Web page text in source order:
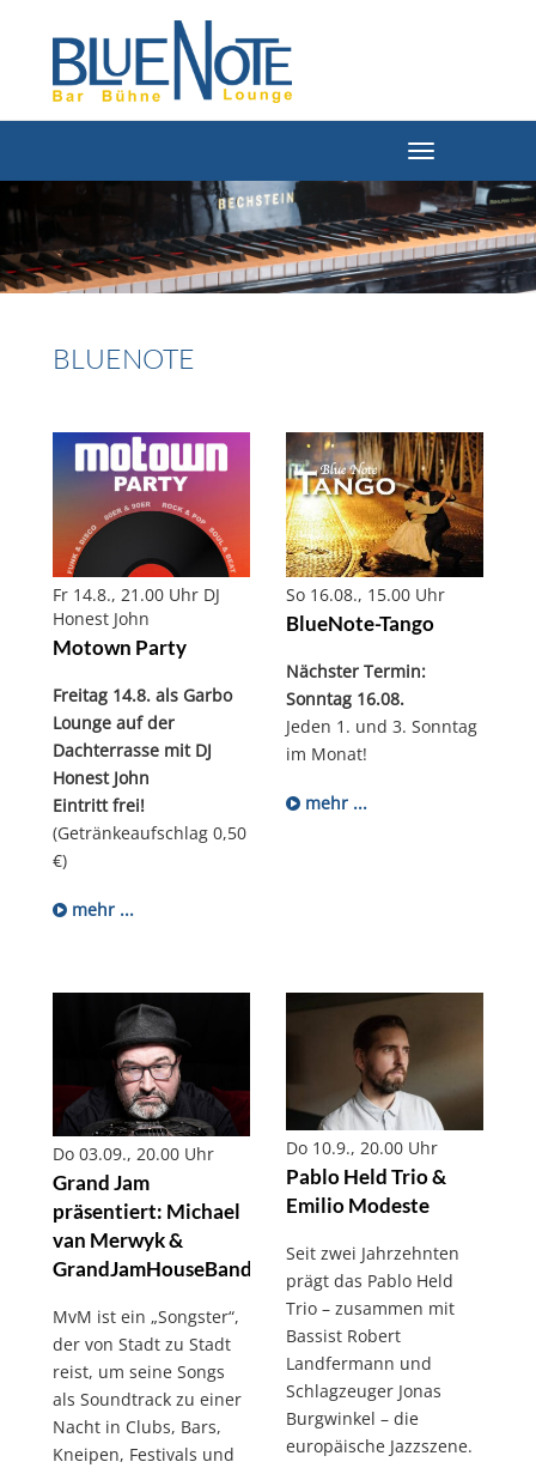
BLUENOTE
Fr 14.8., 21.00 Uhr DJ
Honest John
Motown Party
Freitag 14.8. als Garbo
Lounge auf der
Dachterrasse mit DJ
Honest John
Eintritt frei!
(Getränkeaufschlag 0,50
€)
mehr ...
So 16.08., 15.00 Uhr
BlueNote-Tango
Nächster Termin:
Sonntag 16.08.
Jeden 1. und 3. Sonntag
im Monat!
mehr ...
Do 03.09., 20.00 Uhr
Grand Jam
präsentiert: Michael
van Merwyk &
GrandJamHouseBand
MvM ist ein „Songster“,
der von Stadt zu Stadt
reist, um seine Songs
als Soundtrack zu einer
Nacht in Clubs, Bars,
Kneipen, Festivals und
Do 10.9., 20.00 Uhr
Pablo Held Trio &
Emilio Modeste
Seit zwei Jahrzehnten
prägt das Pablo Held
Trio – zusammen mit
Bassist Robert
Landfermann und
Schlagzeuger Jonas
Burgwinkel – die
europäische Jazzszene.